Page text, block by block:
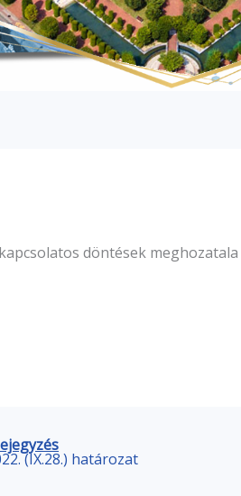
döntések meghozatala
(IX.28.) határozat